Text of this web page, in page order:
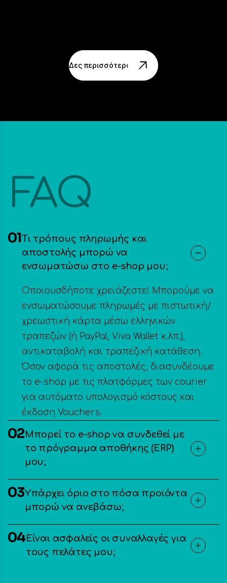
Δες περισσότερα Project
FAQ
01Τι τρόπους πληρωμής και
αποστολής μπορώ να
ενσωματώσω στο e-shop μου;
Οποιουσδήποτε χρειάζεστε! Μπορούμε να
ενσωματώσουμε πληρωμές με πιστωτική/
χρεωστική κάρτα μέσω ελληνικών
τραπεζών (ή PayPal, Viva Wallet κ.λπ.),
αντικαταβολή και τραπεζική κατάθεση.
Όσον αφορά τις αποστολές, διασυνδέουμε
το e-shop με τις πλατφόρμες των courier
για αυτόματο υπολογισμό κόστους και
έκδοση Vouchers.
02Μπορεί το e-shop να συνδεθεί με
το πρόγραμμα αποθήκης (ERP)
μου;
03Υπάρχει όριο στο πόσα προϊόντα
μπορώ να ανεβάσω;
04Είναι ασφαλείς οι συναλλαγές για
τους πελάτες μου;